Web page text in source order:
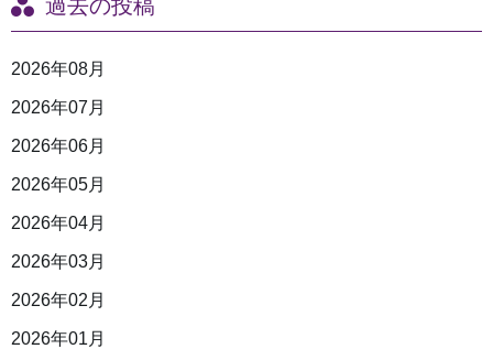
過去の投稿
2026年08月
2026年07月
2026年06月
2026年05月
2026年04月
2026年03月
2026年02月
2026年01月